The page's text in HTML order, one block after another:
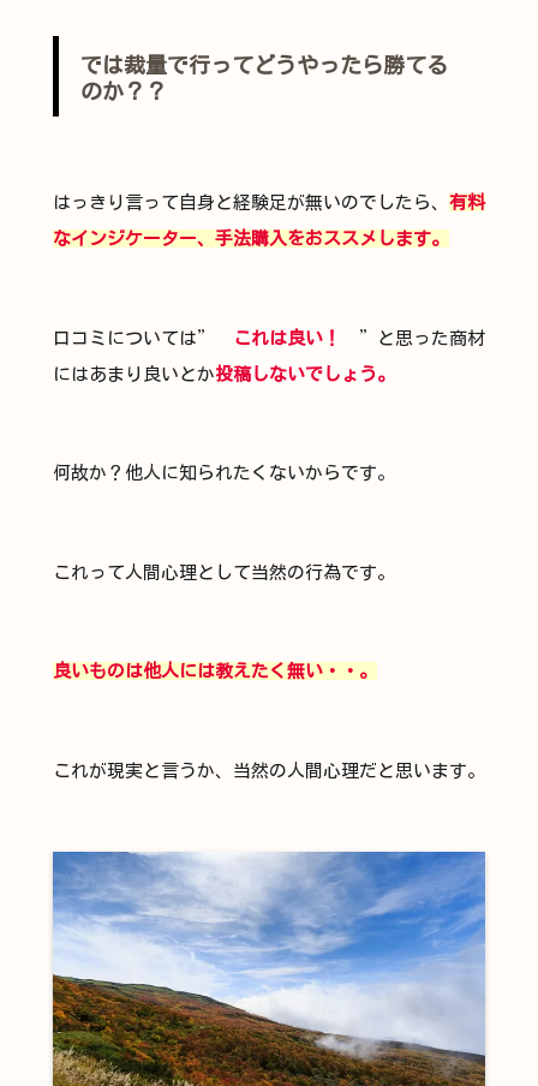
では裁量で行ってどうやったら勝てる
のか？？
はっきり言って自身と経験足が無いのでしたら、 有料
なインジケーター、手法購入をおススメします。
口コミについては” これは良い！
”と思った商材
にはあまり良いとか投稿しないでしょう。
何故か？他人に知られたくないからです。
これって人間心理として当然の行為です。
良いものは他人には教えたく無い・・。
これが現実と言うか、当然の人間心理だと思います。